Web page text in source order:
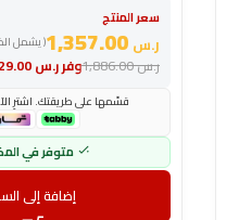
سعر المنتج
( يشمل
ر.س
وفرر.س ر.س1,886.00
قسّمها على طريقتك. اشترِ
متوفر في
إضافة إلى